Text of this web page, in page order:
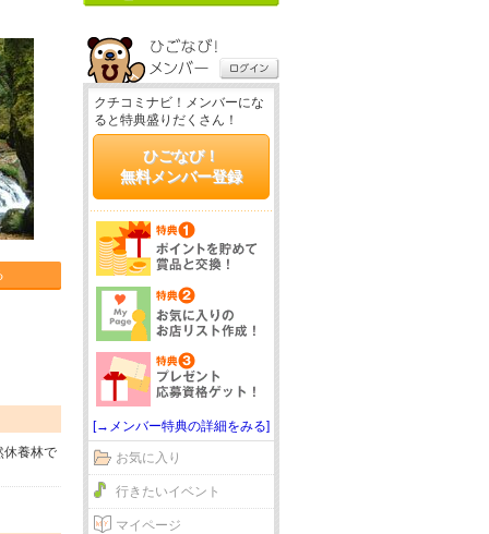
休養林で
クチコミナビ！メンバーにな
ると特典盛りだくさん！
ひごなび！
無料メンバー登録
[→メンバー特典の詳細をみる]
お気に入り
行きたいイベント
マイページ